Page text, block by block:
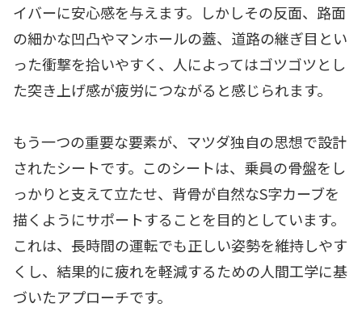
イバーに安心感を与えます。しかしその反面、路面
の細かな凹凸やマンホールの蓋、道路の継ぎ目とい
った衝撃を拾いやすく、人によってはゴツゴツとし
た突き上げ感が疲労につながると感じられます。
もう一つの重要な要素が、マツダ独自の思想で設計
されたシートです。このシートは、乗員の骨盤をし
っかりと支えて立たせ、背骨が自然なS字カーブを
描くようにサポートすることを目的としています。
これは、長時間の運転でも正しい姿勢を維持しやす
くし、結果的に疲れを軽減するための人間工学に基
づいたアプローチです。